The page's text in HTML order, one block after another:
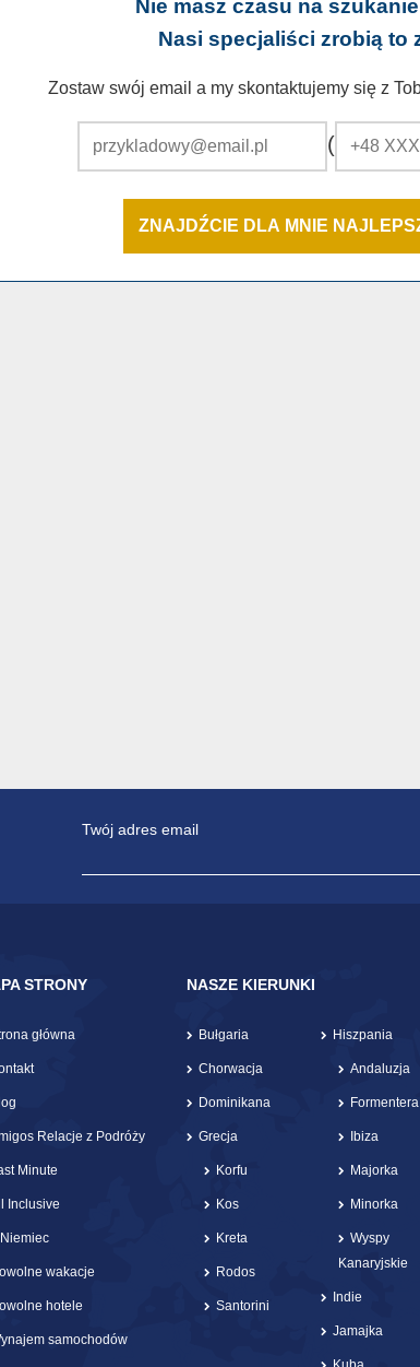
Nie masz czasu na
Nasi specjaliści zrobią to
Zostaw swój email a my skontaktujemy się z
(
ZNAJDŹCIE DLA MNIE
Twój adres email
STRONY
główna
Relacje z Podróży
Minute
Inclusive
wakacje
hotele
samochodów
NASZE KIERUNKI
Bułgaria
Chorwacja
Dominikana
Grecja
Korfu
Kos
Kreta
Rodos
Santorini
Hiszpania
Andaluzja
Formentera
Ibiza
Majorka
Minorka
Wyspy
Kanaryjskie
Indie
Jamajka